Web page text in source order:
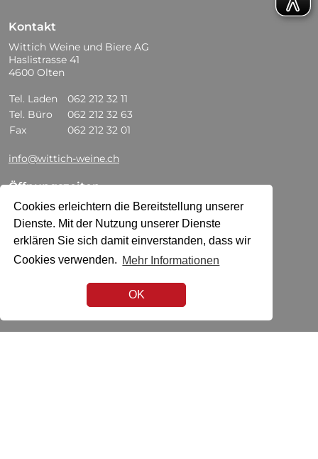
Cookies erleichtern die Bereitstellung unserer
Dienste. Mit der Nutzung unserer Dienste
erklären Sie sich damit einverstanden, dass wir
Cookies verwenden. Mehr Informationen
OK
Kontakt
Wittich Weine und Biere AG
Haslistrasse 41
4600 Olten
Tel. Laden
062 212 32 11
Tel. Büro
062 212 32 63
Fax
062 212 32 01
info@wittich-weine.ch
Öffnungszeiten
Mo
13:30 - 18:30
Di-Fr09:00 - 12:00
13:30 - 18:30